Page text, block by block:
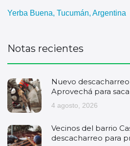
Yerba Buena, Tucumán, Argentina
Notas recientes
Nuevo
Aprovechá para
4 agosto, 2026
Vecinos del barrio
descacharreo para